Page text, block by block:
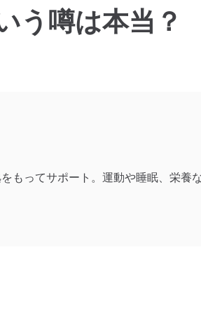
う噂は本当？
もってサポート。運動や睡眠、栄養